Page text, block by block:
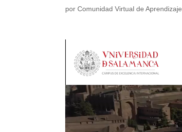
porComunidad Virtual de Aprendizaje
vídeo